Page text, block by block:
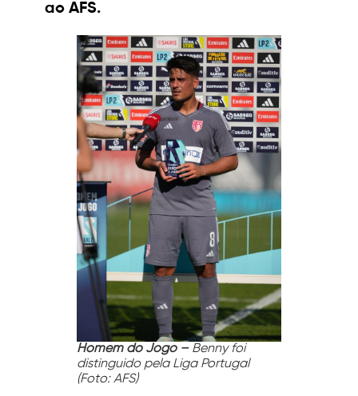
ao AFS.
Homem do Jogo – Benny foi
distinguido pela Liga Portugal
(Foto: AFS)